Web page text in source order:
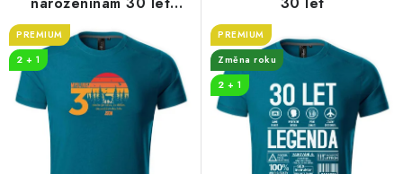
t
ů
k
t
ů
myslivost
PREMIUM
2 + 1
PREMIUM
Změna roku
2 + 1